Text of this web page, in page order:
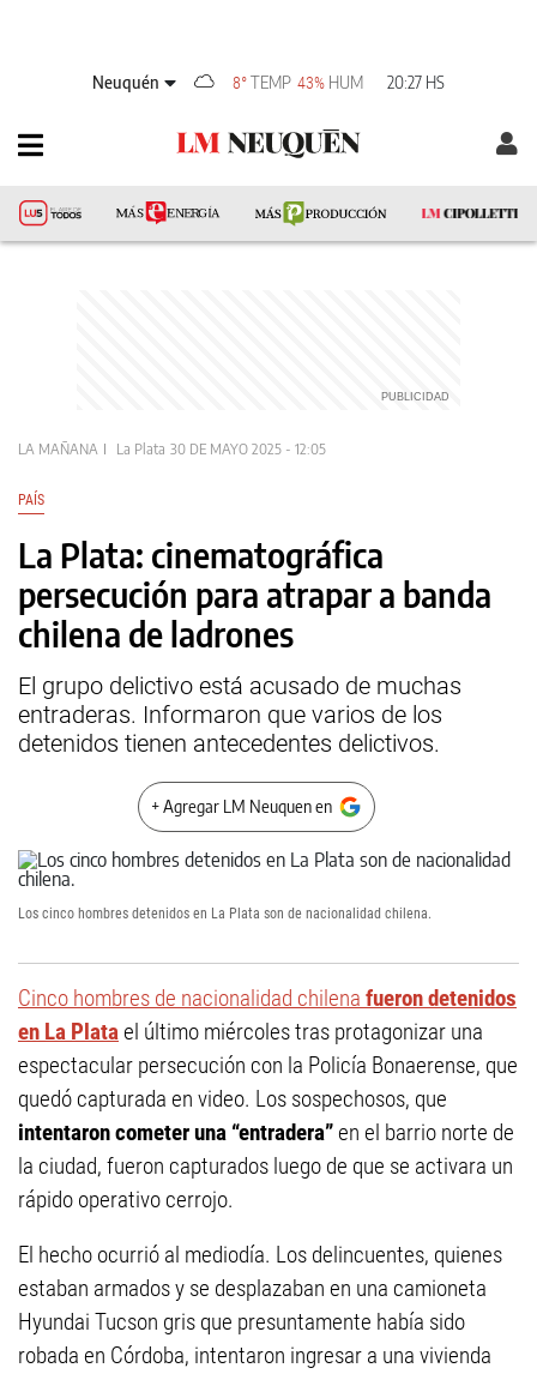
Neuquén 8° TEMP 43% HUM 20:27 HS
LA MAÑANA La Plata 30 DE MAYO 2025 - 12:05
PAÍS
La Plata: cinematográfica
persecución para atrapar a banda
chilena de ladrones
El grupo delictivo está acusado de muchas
entraderas. Informaron que varios de los
detenidos tienen antecedentes delictivos.
+ Agregar LM Neuquen en
Los cinco hombres detenidos en La Plata son de nacionalidad chilena.
Cinco hombres de nacionalidad chilena fueron detenidos
en La Platael último miércoles tras protagonizar una
espectacular persecución con la Policía Bonaerense, que
quedó capturada en video. Los sospechosos, que
intentaron cometer una “entradera”en el barrio norte de
la ciudad, fueron capturados luego de que se activara un
rápido operativo cerrojo.
El hecho ocurrió al mediodía. Los delincuentes, quienes
estaban armados y se desplazaban en una camioneta
Hyundai Tucson gris que presuntamente había sido
robada en Córdoba, intentaron ingresar a una vivienda